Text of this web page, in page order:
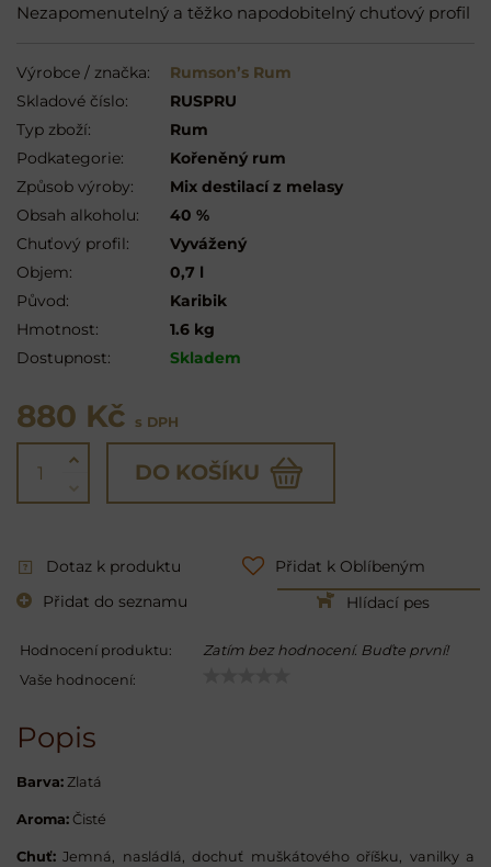
Nezapomenutelný a těžko napodobitelný chuťový profil
Výrobce / značka:
Rumson’s Rum
Skladové číslo:
RUSPRU
Typ zboží:
Rum
Podkategorie:
Kořeněný rum
Způsob výroby:
Mix destilací z melasy
Obsah alkoholu:
40 %
Chuťový profil:
Vyvážený
Objem:
0,7 l
Původ:
Karibik
Hmotnost:
1.6 kg
Dostupnost:
Skladem
880 Kč s DPH
DO KOŠÍKU
Dotaz k produktu
Přidat k Oblíbeným
Přidat do seznamu
Hlídací pes
Hodnocení produktu:
Zatím bez hodnocení. Buďte první!
Vaše hodnocení:
Popis
Barva: Zlatá
Aroma: Čisté
Chuť: Jemná, nasládlá, dochuť muškátového oříšku, vanilky a